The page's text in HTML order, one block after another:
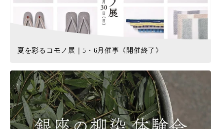
夏を彩るコモノ展｜5・6月催事《開催終了》